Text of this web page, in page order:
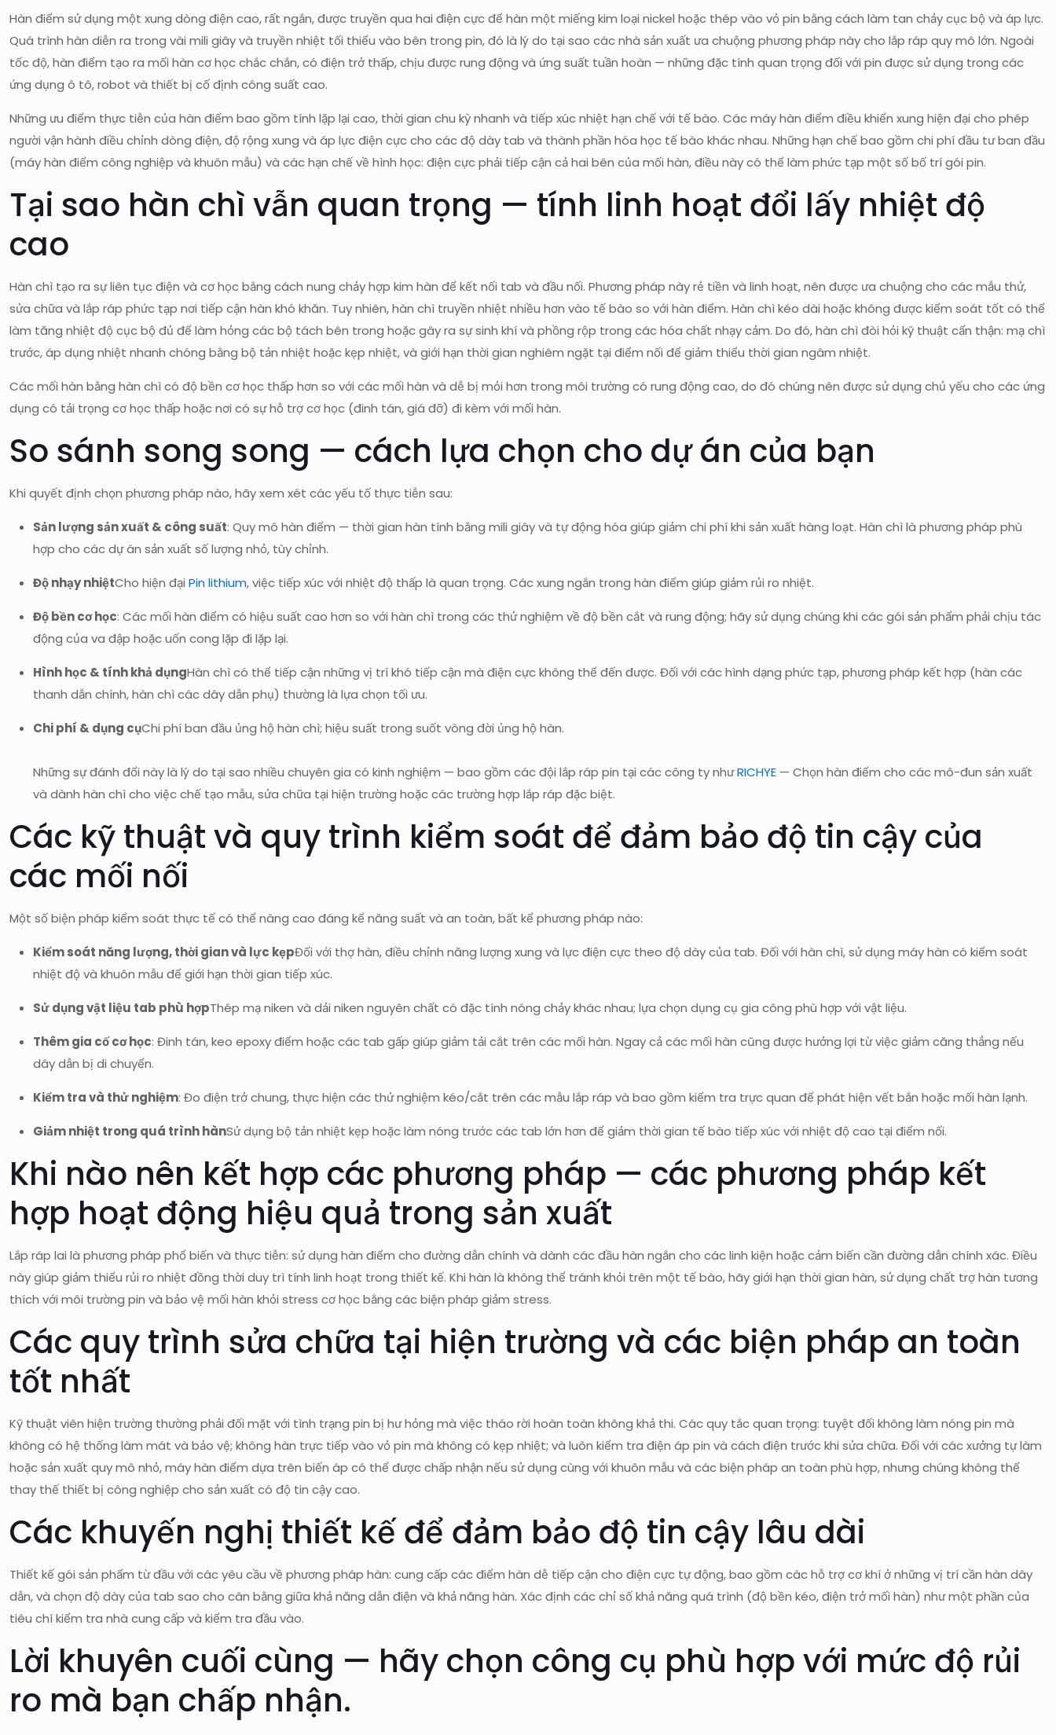
Hàn điểm sử dụng một xung dòng điện cao, rất ngắn, được truyền qua hai điện cực để hàn một miếng kim loại nickel hoặc thép vào vỏ pin bằng cách làm tan chảy cục bộ và áp lực.
Quá trình hàn diễn ra trong vài mili giây và truyền nhiệt tối thiểu vào bên trong pin, đó là lý do tại sao các nhà sản xuất ưa chuộng phương pháp này cho lắp ráp quy mô lớn. Ngoài
tốc độ, hàn điểm tạo ra mối hàn cơ học chắc chắn, có điện trở thấp, chịu được rung động và ứng suất tuần hoàn — những đặc tính quan trọng đối với pin được sử dụng trong các
ứng dụng ô tô, robot và thiết bị cố định công suất cao.
Những ưu điểm thực tiễn của hàn điểm bao gồm tính lặp lại cao, thời gian chu kỳ nhanh và tiếp xúc nhiệt hạn chế với tế bào. Các máy hàn điểm điều khiển xung hiện đại cho phép
người vận hành điều chỉnh dòng điện, độ rộng xung và áp lực điện cực cho các độ dày tab và thành phần hóa học tế bào khác nhau. Những hạn chế bao gồm chi phí đầu tư ban đầu
(máy hàn điểm công nghiệp và khuôn mẫu) và các hạn chế về hình học: điện cực phải tiếp cận cả hai bên của mối hàn, điều này có thể làm phức tạp một số bố trí gói pin.
Tại sao hàn chì vẫn quan trọng — tính linh hoạt đổi lấy nhiệt độ
cao
Hàn chì tạo ra sự liên tục điện và cơ học bằng cách nung chảy hợp kim hàn để kết nối tab và đầu nối. Phương pháp này rẻ tiền và linh hoạt, nên được ưa chuộng cho các mẫu thử,
sửa chữa và lắp ráp phức tạp nơi tiếp cận hàn khó khăn. Tuy nhiên, hàn chì truyền nhiệt nhiều hơn vào tế bào so với hàn điểm. Hàn chì kéo dài hoặc không được kiểm soát tốt có thể
làm tăng nhiệt độ cục bộ đủ để làm hỏng các bộ tách bên trong hoặc gây ra sự sinh khí và phồng rộp trong các hóa chất nhạy cảm. Do đó, hàn chì đòi hỏi kỹ thuật cẩn thận: mạ chì
trước, áp dụng nhiệt nhanh chóng bằng bộ tản nhiệt hoặc kẹp nhiệt, và giới hạn thời gian nghiêm ngặt tại điểm nối để giảm thiểu thời gian ngâm nhiệt.
Các mối hàn bằng hàn chì có độ bền cơ học thấp hơn so với các mối hàn và dễ bị mỏi hơn trong môi trường có rung động cao, do đó chúng nên được sử dụng chủ yếu cho các ứng
dụng có tải trọng cơ học thấp hoặc nơi có sự hỗ trợ cơ học (đinh tán, giá đỡ) đi kèm với mối hàn.
So sánh song song — cách lựa chọn cho dự án của bạn
Khi quyết định chọn phương pháp nào, hãy xem xét các yếu tố thực tiễn sau:
Sản lượng sản xuất & công suất: Quy mô hàn điểm — thời gian hàn tính bằng mili giây và tự động hóa giúp giảm chi phí khi sản xuất hàng loạt. Hàn chì là phương pháp phù
hợp cho các dự án sản xuất số lượng nhỏ, tùy chỉnh.
Độ nhạy nhiệtCho hiện đại Pin lithium, việc tiếp xúc với nhiệt độ thấp là quan trọng. Các xung ngắn trong hàn điểm giúp giảm rủi ro nhiệt.
Độ bền cơ học: Các mối hàn điểm có hiệu suất cao hơn so với hàn chì trong các thử nghiệm về độ bền cắt và rung động; hãy sử dụng chúng khi các gói sản phẩm phải chịu tác
động của va đập hoặc uốn cong lặp đi lặp lại.
Hình học & tính khả dụngHàn chì có thể tiếp cận những vị trí khó tiếp cận mà điện cực không thể đến được. Đối với các hình dạng phức tạp, phương pháp kết hợp (hàn các
thanh dẫn chính, hàn chì các dây dẫn phụ) thường là lựa chọn tối ưu.
Chi phí & dụng cụChi phí ban đầu ủng hộ hàn chì; hiệu suất trong suốt vòng đời ủng hộ hàn.
Những sự đánh đổi này là lý do tại sao nhiều chuyên gia có kinh nghiệm — bao gồm các đội lắp ráp pin tại các công ty nhưRICHYE — Chọn hàn điểm cho các mô-đun sản xuất
và dành hàn chì cho việc chế tạo mẫu, sửa chữa tại hiện trường hoặc các trường hợp lắp ráp đặc biệt.
Các kỹ thuật và quy trình kiểm soát để đảm bảo độ tin cậy của
các mối nối
Một số biện pháp kiểm soát thực tế có thể nâng cao đáng kể năng suất và an toàn, bất kể phương pháp nào:
Kiểm soát năng lượng, thời gian và lực kẹpĐối với thợ hàn, điều chỉnh năng lượng xung và lực điện cực theo độ dày của tab. Đối với hàn chì, sử dụng máy hàn có kiểm soát
nhiệt độ và khuôn mẫu để giới hạn thời gian tiếp xúc.
Sử dụng vật liệu tab phù hợpThép mạ niken và dải niken nguyên chất có đặc tính nóng chảy khác nhau; lựa chọn dụng cụ gia công phù hợp với vật liệu.
Thêm gia cố cơ học: Đinh tán, keo epoxy điểm hoặc các tab gấp giúp giảm tải cắt trên các mối hàn. Ngay cả các mối hàn cũng được hưởng lợi từ việc giảm căng thẳng nếu
dây dẫn bị di chuyển.
Kiểm tra và thử nghiệm: Đo điện trở chung, thực hiện các thử nghiệm kéo/cắt trên các mẫu lắp ráp và bao gồm kiểm tra trực quan để phát hiện vết bắn hoặc mối hàn lạnh.
Giảm nhiệt trong quá trình hànSử dụng bộ tản nhiệt kẹp hoặc làm nóng trước các tab lớn hơn để giảm thời gian tế bào tiếp xúc với nhiệt độ cao tại điểm nối.
Khi nào nên kết hợp các phương pháp — các phương pháp kết
hợp hoạt động hiệu quả trong sản xuất
Lắp ráp lai là phương pháp phổ biến và thực tiễn: sử dụng hàn điểm cho đường dẫn chính và dành các đầu hàn ngắn cho các linh kiện hoặc cảm biến cần đường dẫn chính xác. Điều
này giúp giảm thiểu rủi ro nhiệt đồng thời duy trì tính linh hoạt trong thiết kế. Khi hàn là không thể tránh khỏi trên một tế bào, hãy giới hạn thời gian hàn, sử dụng chất trợ hàn tương
thích với môi trường pin và bảo vệ mối hàn khỏi stress cơ học bằng các biện pháp giảm stress.
Các quy trình sửa chữa tại hiện trường và các biện pháp an toàn
tốt nhất
Kỹ thuật viên hiện trường thường phải đối mặt với tình trạng pin bị hư hỏng mà việc tháo rời hoàn toàn không khả thi. Các quy tắc quan trọng: tuyệt đối không làm nóng pin mà
không có hệ thống làm mát và bảo vệ; không hàn trực tiếp vào vỏ pin mà không có kẹp nhiệt; và luôn kiểm tra điện áp pin và cách điện trước khi sửa chữa. Đối với các xưởng tự làm
hoặc sản xuất quy mô nhỏ, máy hàn điểm dựa trên biến áp có thể được chấp nhận nếu sử dụng cùng với khuôn mẫu và các biện pháp an toàn phù hợp, nhưng chúng không thể
thay thế thiết bị công nghiệp cho sản xuất có độ tin cậy cao.
Các khuyến nghị thiết kế để đảm bảo độ tin cậy lâu dài
Thiết kế gói sản phẩm từ đầu với các yêu cầu về phương pháp hàn: cung cấp các điểm hàn dễ tiếp cận cho điện cực tự động, bao gồm các hỗ trợ cơ khí ở những vị trí cần hàn dây
dẫn, và chọn độ dày của tab sao cho cân bằng giữa khả năng dẫn điện và khả năng hàn. Xác định các chỉ số khả năng quá trình (độ bền kéo, điện trở mối hàn) như một phần của
tiêu chí kiểm tra nhà cung cấp và kiểm tra đầu vào.
Lời khuyên cuối cùng — hãy chọn công cụ phù hợp với mức độ rủi
ro mà bạn chấp nhận.